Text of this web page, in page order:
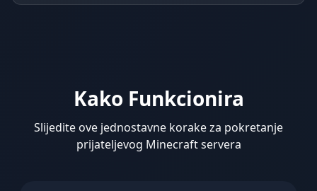
Kako Funkcionira
Slijedite ove jednostavne korake za pokretanje
prijateljevog Minecraft servera